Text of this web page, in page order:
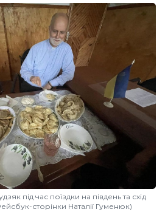
під час поїздки на південь та схід
сторінки Наталії Гуменюк)